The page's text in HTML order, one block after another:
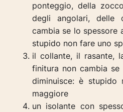
ponteggio, della
degli angolari,
cambia se lo spessore
stupido non fare uno
il collante, il rasante,
finitura non cambia
diminuisce: è stupido
maggiore
un isolante con